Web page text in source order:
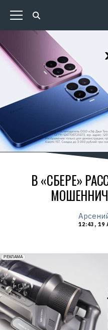
В «СБЕРЕ»
12:43, 19
erid: 2VfnxxmNzs5
РЕКЛАМА